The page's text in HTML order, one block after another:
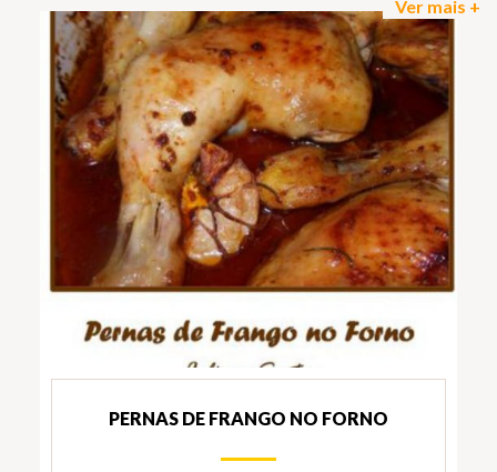
Ver mais +
PERNAS DE FRANGO NO FORNO